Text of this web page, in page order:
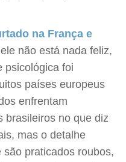
na França e
não está nada feliz,
psicológica foi
países europeus
enfrentam
brasileiros no que diz
mas o detalhe
praticados roubos,